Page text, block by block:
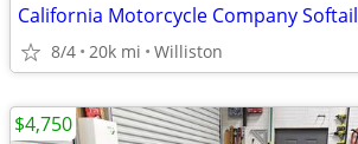
California Motorcycle Company Softail
8/4 20k mi Williston
$4,750